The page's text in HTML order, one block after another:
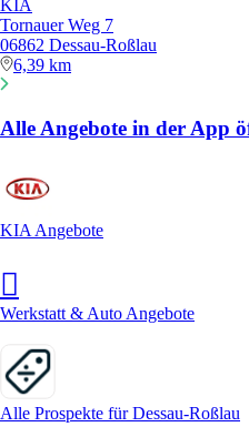
KIA
Tornauer Weg 7
06862 Dessau-Roßlau
6,39 km
Alle Angebote in der App
KIA Angebote
Werkstatt & Auto Angebote
Alle Prospekte für Dessau-Roßlau